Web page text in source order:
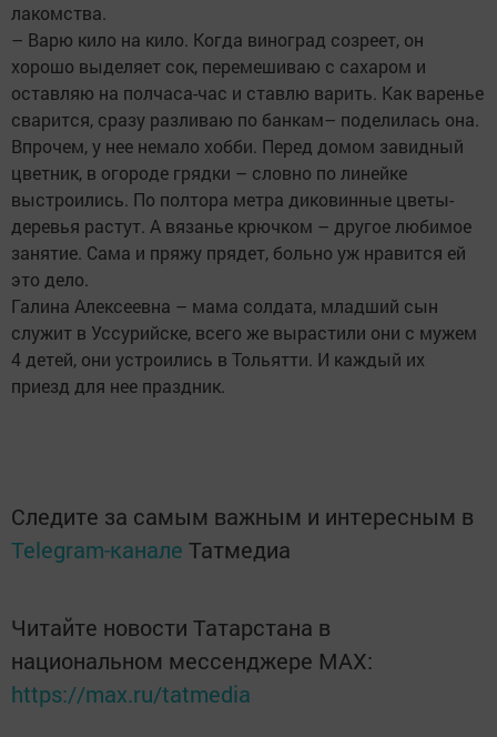
лакомства.
– Варю кило на кило. Когда виноград созреет, он
хорошо выделяет сок, перемешиваю с сахаром и
оставляю на полчаса-час и ставлю варить. Как варенье
сварится, сразу разливаю по банкам– поделилась она.
Впрочем, у нее немало хобби. Перед домом завидный
цветник, в огороде грядки – словно по линейке
выстроились. По полтора метра диковинные цветы-
деревья растут. А вязанье крючком – другое любимое
занятие. Сама и пряжу прядет, больно уж нравится ей
это дело.
Галина Алексеевна – мама солдата, младший сын
служит в Уссурийске, всего же вырастили они с мужем
4 детей, они устроились в Тольятти. И каждый их
приезд для нее праздник.
Следите за самым важным и интересным в
Telegram-канале Татмедиа
Читайте новости Татарстана в
национальном мессенджере MАХ:
https://max.ru/tatmedia